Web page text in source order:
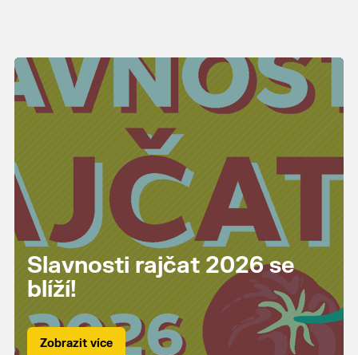
Slavnosti rajčat 2026 se
blíží!
Zobrazit více